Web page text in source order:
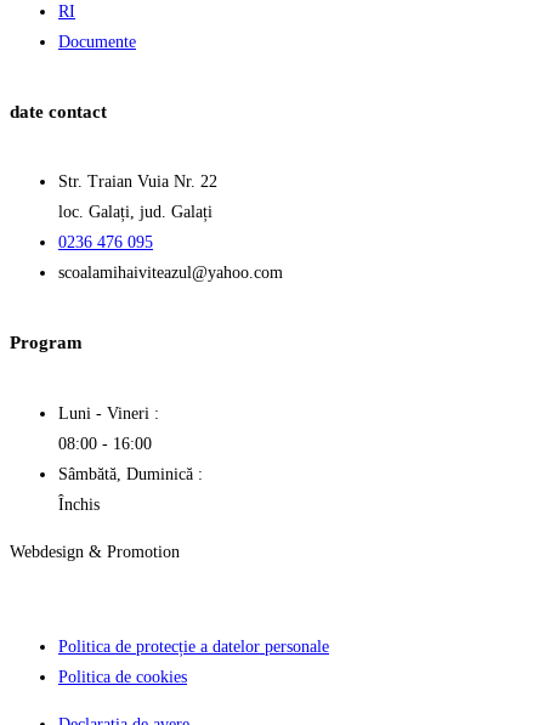
RI
Documente
date contact
Str. Traian Vuia Nr. 22
loc. Galați, jud. Galați
0236 476 095
scoalamihaiviteazul@yahoo.com
Program
Luni - Vineri :
08:00 - 16:00
Sâmbătă, Duminică :
Închis
Webdesign & Promotion
Politica de protecție a datelor personale
Politica de cookies